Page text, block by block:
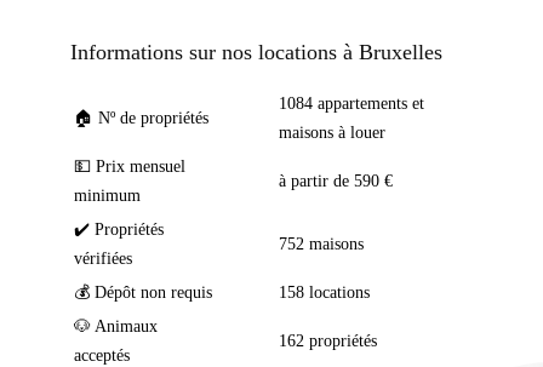
Informations sur nos locations à Bruxelles
🏠 Nº de propriétés
1084 appartements et
maisons à louer
💵 Prix mensuel
minimum
à partir de 590 €
✔️ Propriétés
vérifiées
752 maisons
💰 Dépôt non requis
158 locations
🐶 Animaux
acceptés
162 propriétés